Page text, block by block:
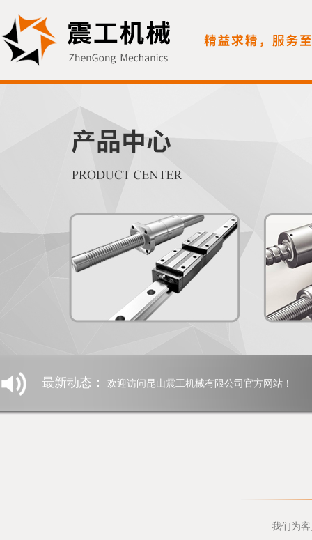
最新动态： 欢迎访问昆山震工机械有限公司官方网站！
我们为